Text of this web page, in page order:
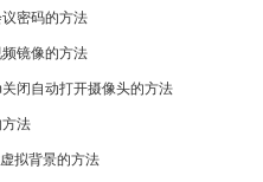
密码的方法
镜像的方法
闭自动打开摄像头的方法
法
拟背景的方法